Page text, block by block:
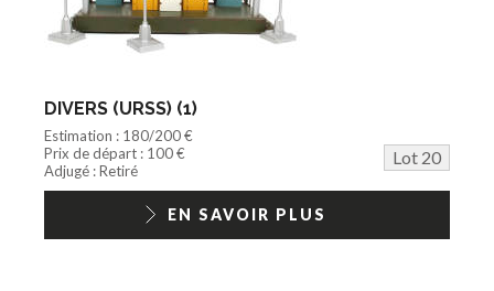
DIVERS (URSS) (1)
Estimation : 180/200 €
Prix de départ : 100 €
Lot 20
Adjugé : Retiré
EN SAVOIR PLUS